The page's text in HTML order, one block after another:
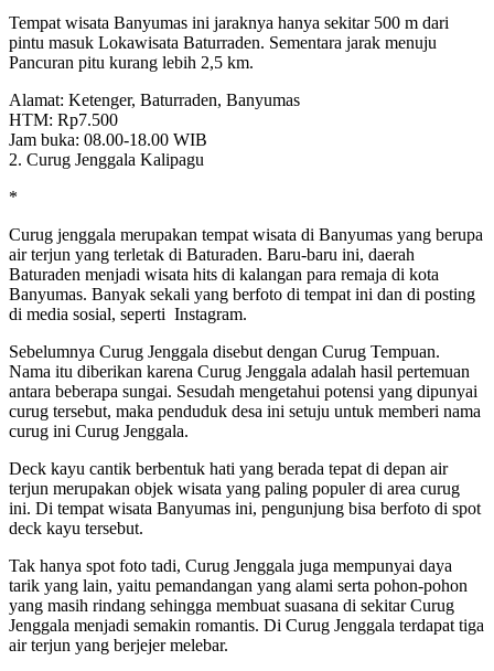
Tempat wisata Banyumas ini jaraknya hanya sekitar 500 m dari
pintu masuk Lokawisata Baturraden. Sementara jarak menuju
Pancuran pitu kurang lebih 2,5 km.
Alamat: Ketenger, Baturraden, Banyumas
HTM: Rp7.500
Jam buka: 08.00-18.00 WIB
2. Curug Jenggala Kalipagu
*
Curug jenggala merupakan tempat wisata di Banyumas yang berupa
air terjun yang terletak di Baturaden. Baru-baru ini, daerah
Baturaden menjadi wisata hits di kalangan para remaja di kota
Banyumas. Banyak sekali yang berfoto di tempat ini dan di posting
di media sosial, seperti Instagram.
Sebelumnya Curug Jenggala disebut dengan Curug Tempuan.
Nama itu diberikan karena Curug Jenggala adalah hasil pertemuan
antara beberapa sungai. Sesudah mengetahui potensi yang dipunyai
curug tersebut, maka penduduk desa ini setuju untuk memberi nama
curug ini Curug Jenggala.
Deck kayu cantik berbentuk hati yang berada tepat di depan air
terjun merupakan objek wisata yang paling populer di area curug
ini. Di tempat wisata Banyumas ini, pengunjung bisa berfoto di spot
deck kayu tersebut.
Tak hanya spot foto tadi, Curug Jenggala juga mempunyai daya
tarik yang lain, yaitu pemandangan yang alami serta pohon-pohon
yang masih rindang sehingga membuat suasana di sekitar Curug
Jenggala menjadi semakin romantis. Di Curug Jenggala terdapat tiga
air terjun yang berjejer melebar.